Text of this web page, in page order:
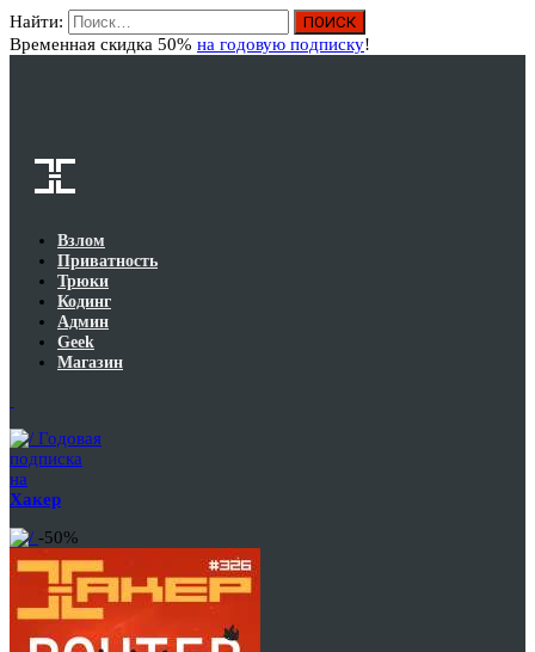
Найти:
Временная скидка 50% на годовую подписку!
Взлом
Приватность
Трюки
Кодинг
Админ
Geek
Магазин
Годовая
подписка
на
Хакер
-50%